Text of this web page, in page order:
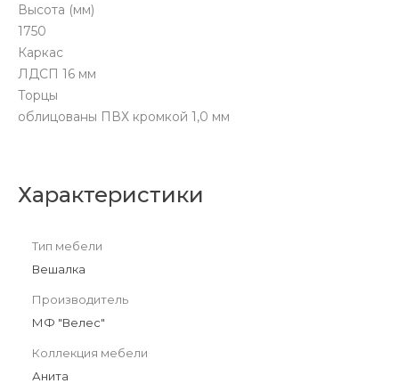
Высота (мм)
1750
Каркас
ЛДСП 16 мм
Торцы
облицованы ПВХ кромкой 1,0 мм
Характеристики
Тип мебели
Вешалка
Производитель
МФ "Велес"
Коллекция мебели
Анита